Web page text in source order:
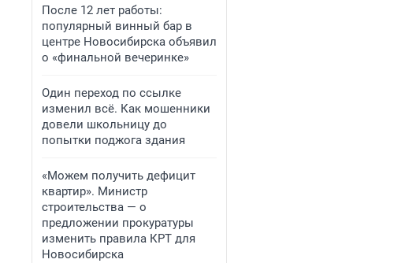
После 12 лет работы:
популярный винный бар в
центре Новосибирска объявил
о «финальной вечеринке»
Один переход по ссылке
изменил всё. Как мошенники
довели школьницу до
попытки поджога здания
«Можем получить дефицит
квартир». Министр
строительства — о
предложении прокуратуры
изменить правила КРТ для
Новосибирска